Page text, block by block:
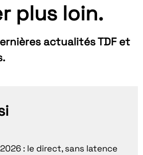
plus loin.
actualités TDF et
: le direct, sans latence